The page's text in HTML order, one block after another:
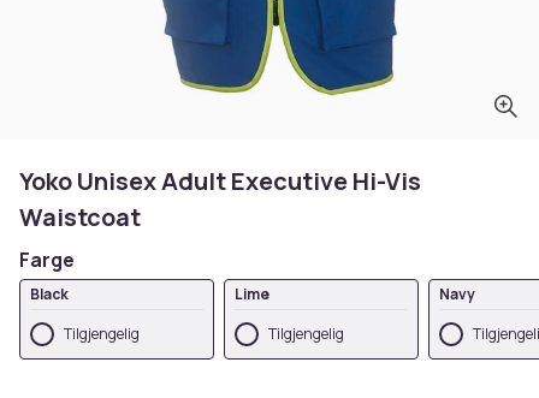
Yoko Unisex Adult Executive Hi-Vis
Waistcoat
Farge
Black
Tilgjengelig
Lime
Tilgjengelig
Navy